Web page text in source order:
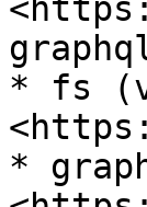
* fs
*